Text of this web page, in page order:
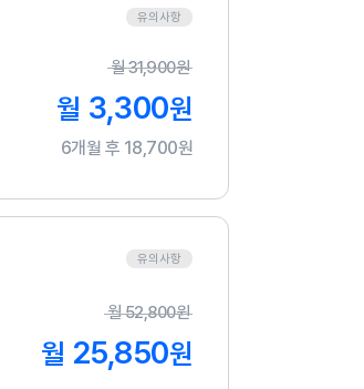
유의사항
월31,900원
월 3,300원
6개월 후 18,700원
유의사항
월52,800원
월 25,850원